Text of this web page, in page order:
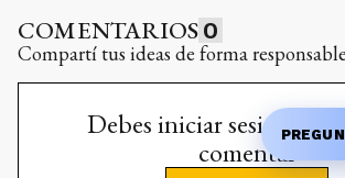
COMENTARIOS 0
Compartí tus ideas de forma
Debes iniciar sesión
comentar